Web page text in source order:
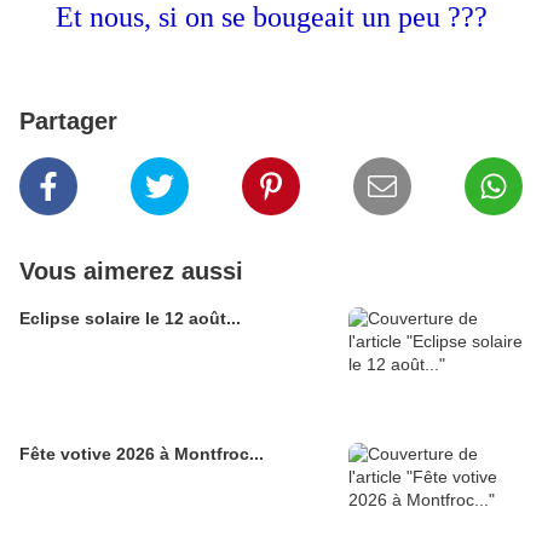
Et nous, si on se bougeait un peu ???
Partager
Vous aimerez aussi
Eclipse solaire le 12 août...
Fête votive 2026 à Montfroc...